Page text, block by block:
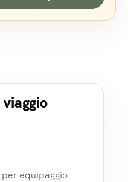
equipaggio